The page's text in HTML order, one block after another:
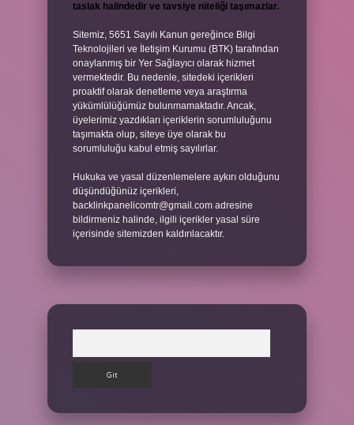
taslak halindedir ve tavsiye niteliği taşımazlar.
Sitemiz, 5651 Sayılı Kanun gereğince Bilgi
Teknolojileri ve İletişim Kurumu (BTK) tarafından
onaylanmış bir Yer Sağlayıcı olarak hizmet
vermektedir. Bu nedenle, sitedeki içerikleri
proaktif olarak denetleme veya araştırma
yükümlülüğümüz bulunmamaktadır. Ancak,
üyelerimiz yazdıkları içeriklerin sorumluluğunu
taşımakta olup, siteye üye olarak bu
sorumluluğu kabul etmiş sayılırlar.
Hukuka ve yasal düzenlemelere aykırı olduğunu
düşündüğünüz içerikleri,
backlinkpanelicomtr@gmail.com adresine
bildirmeniz halinde, ilgili içerikler yasal süre
içerisinde sitemizden kaldırılacaktır.